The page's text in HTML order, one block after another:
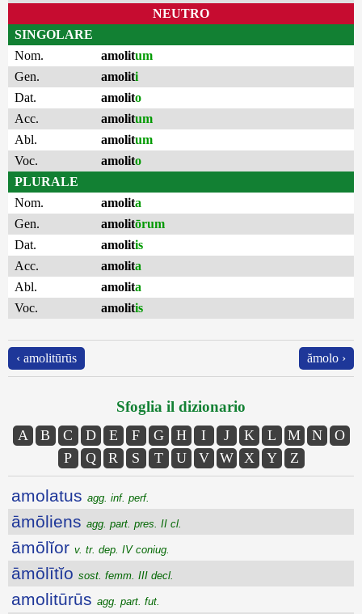
NEUTRO
SINGOLARE
Nom.
amolitum
Gen.
amoliti
Dat.
amolito
Acc.
amolitum
Abl.
amolitum
Voc.
amolito
PLURALE
Nom.
amolita
Gen.
amolitōrum
Dat.
amolitis
Acc.
amolita
Abl.
amolita
Voc.
amolitis
‹ amolitūrūs ămolo ›
Sfoglia il dizionario
A B C D E F G H I J K L M N
O
P
Q R S T U V W X Y Z
amolatus agg. inf. perf.
āmōliens agg. part. pres. II cl.
āmōlĭor v. tr. dep. IV coniug.
āmōlītĭo sost. femm. III decl.
amolitūrūs agg. part. fut.